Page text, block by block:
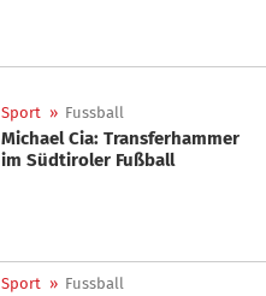
Sport » Fussball
Michael Cia: Transferhammer
im Südtiroler Fußball
Sport » Fussball